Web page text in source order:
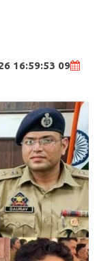
09 Jul 2026 16:59:53